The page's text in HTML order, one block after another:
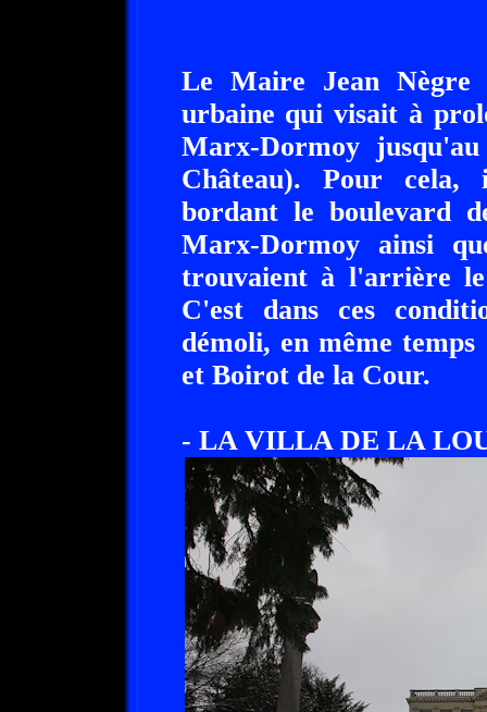
Le Maire Jean
urbaine qui visait à
Marx-Dormoy
Château). Pour
bordant le boulevard
Marx-Dormoy ainsi
trouvaient à l'arrière
C'est dans ces
démoli, en même
et Boirot de la Cour.
- LA VILLA DE LA